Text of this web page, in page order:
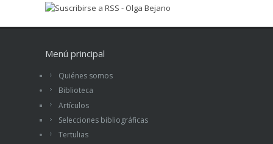
Menú principal
Quiénes somos
Biblioteca
Artículos
Selecciones bibliográficas
Tertulias